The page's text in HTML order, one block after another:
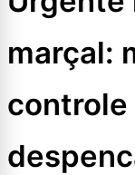
marçal:
controle